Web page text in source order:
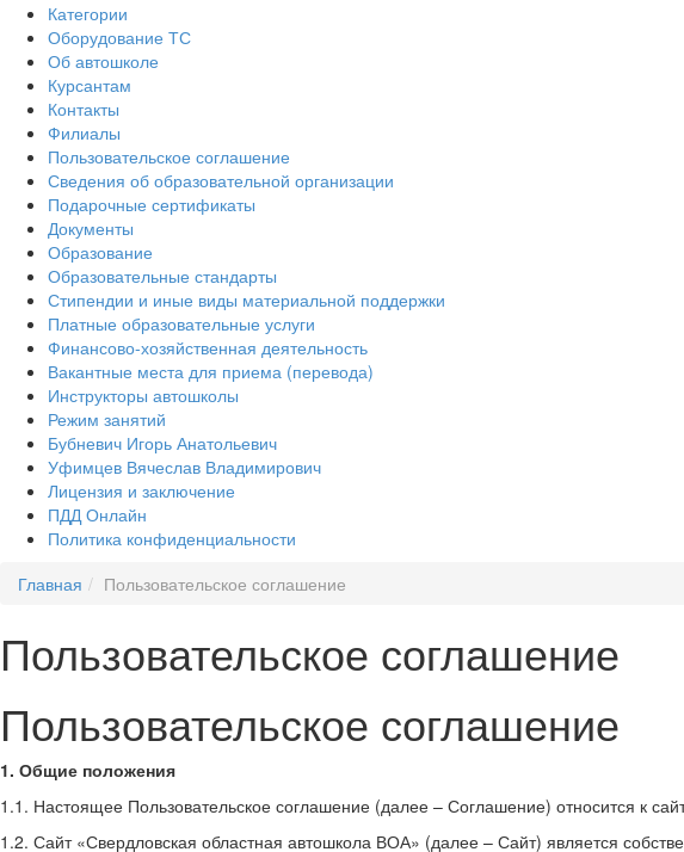
Категории
Оборудование ТС
Об автошколе
Курсантам
Контакты
Филиалы
Пользовательское соглашение
Сведения об образовательной организации
Подарочные сертификаты
Документы
Образование
Образовательные стандарты
Стипендии и иные виды материальной поддержки
Платные образовательные услуги
Финансово-хозяйственная деятельность
Вакантные места для приема (перевода)
Инструкторы автошколы
Режим занятий
Бубневич Игорь Анатольевич
Уфимцев Вячеслав Владимирович
Лицензия и заключение
ПДД Онлайн
Политика конфиденциальности
Главная
Пользовательское соглашение
Пользовательское соглашение
Пользовательское соглашение
1. Общие положения
1.1. Настоящее Пользовательское соглашение (далее – Соглашение) относится к
1.2. Сайт «Свердловская областная автошкола ВОА» (далее – Сайт) является